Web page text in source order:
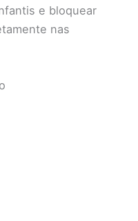
e bloquear
nas